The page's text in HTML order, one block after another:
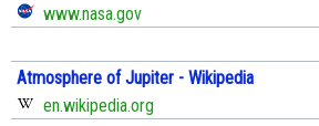
www.nasa.gov
Atmosphere of Jupiter - Wikipedia
en.wikipedia.org